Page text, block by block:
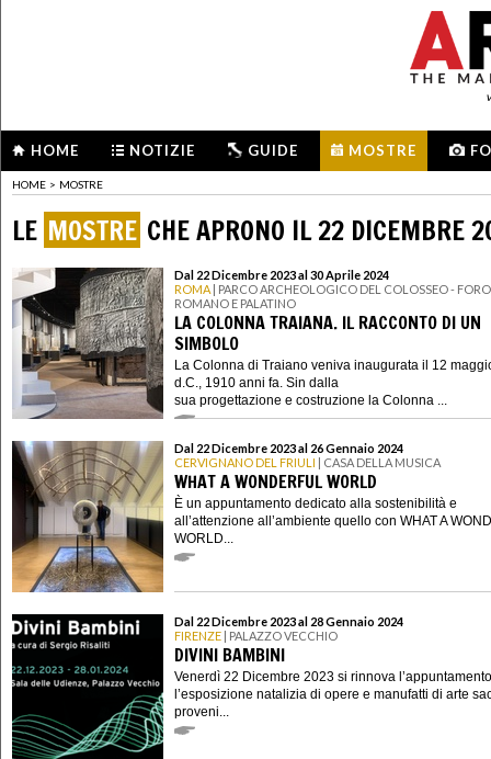
HOME NOTIZIE GUIDE MOSTRE
HOME > MOSTRE
LE MOSTRE CHE APRONO IL 22 DICEMBRE
Dal 22 Dicembre 2023 al 30 Aprile 2024
ROMA | PARCO ARCHEOLOGICO DEL COLOSSEO - FORO
ROMANO E PALATINO
LA COLONNA TRAIANA. IL RACCONTO DI UN
SIMBOLO
La Colonna di Traiano veniva inaugurata il 12
d.C., 1910 anni fa. Sin dalla
sua progettazione e costruzione la Colonna ...
Dal 22 Dicembre 2023 al 26 Gennaio 2024
CERVIGNANO DEL FRIULI | CASA DELLA MUSICA
WHAT A WONDERFUL WORLD
È un appuntamento dedicato alla sostenibilità e
all’attenzione all’ambiente quello con WHAT A
WORLD...
Dal 22 Dicembre 2023 al 28 Gennaio 2024
FIRENZE | PALAZZO VECCHIO
DIVINI BAMBINI
Venerdì 22 Dicembre 2023 si rinnova
l’esposizione natalizia di opere e manufatti di arte
proveni...